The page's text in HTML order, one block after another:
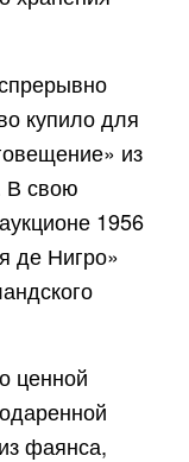
купило для
из
В свою
1956
де Нигро»
ценной
фаянса,